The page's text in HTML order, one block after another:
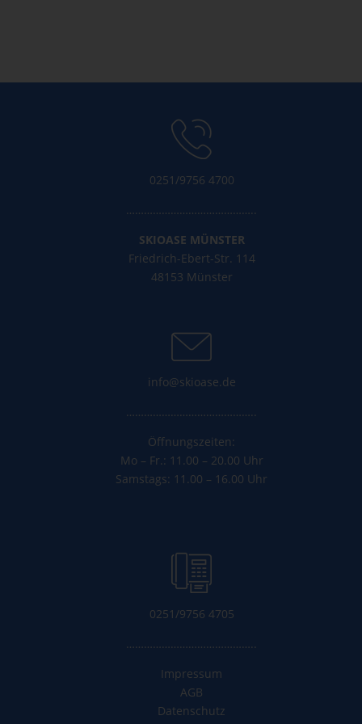
0251/9756 4700
……………………………………..
SKIOASE MÜNSTER
Friedrich-Ebert-Str. 114
48153 Münster
info@skioase.de
……………………………………..
Öffnungszeiten:
Mo – Fr.: 11.00 – 20.00 Uhr
Samstags: 11.00 – 16.00 Uhr
0251/9756 4705
……………………………………..
Impressum
AGB
Datenschutz